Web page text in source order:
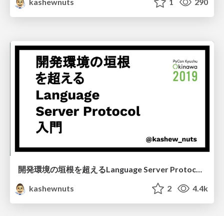
開発環境の垣根を超えるLanguage Server Protocol入門 / Introduction to Language Server Protocol beyond the boundaries of the development environment
kashewnuts
2 4.4k